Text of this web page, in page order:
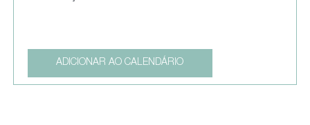
ADICIONAR AO CALENDÁRIO